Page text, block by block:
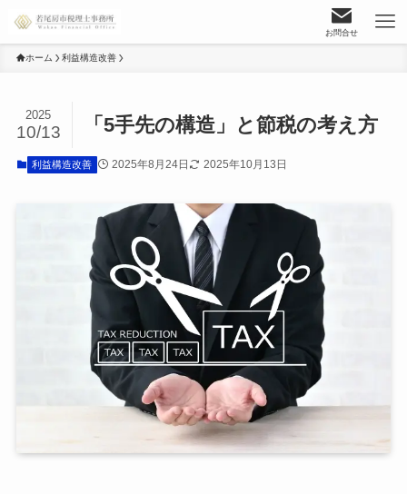
お問合せ
ホーム 利益構造改善
「5手先の構造」と節税の考え方
2025
10/13
利益構造改善 2025年8月24日 2025年10月13日